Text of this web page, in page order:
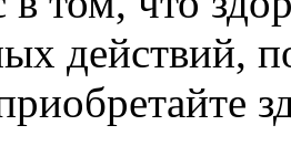
действий,